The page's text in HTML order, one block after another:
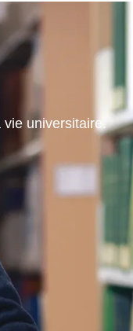
vie universitaire.